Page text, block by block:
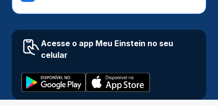
Acesse o app Meu Einstein no seu
celular